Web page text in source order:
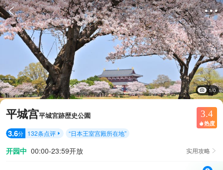
 
1/0
平城宫平城宮跡歴史公園 3.4
 热度
3.6分 132条点评  “日本王室宫殿所在地”
开园中 00:00-23:59开放 实用攻略 